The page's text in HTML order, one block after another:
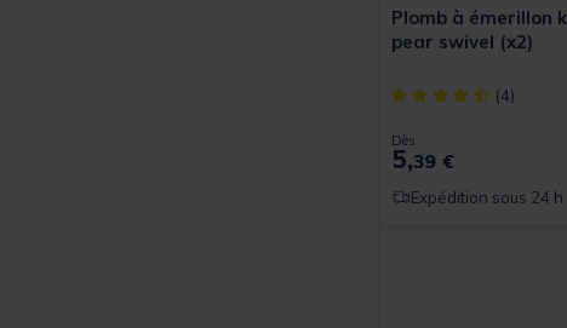
Plomb à émerillon
pear swivel (x2)
[object Object] out of
(4)
Dès
5,39 €
Expédition sous 24 h